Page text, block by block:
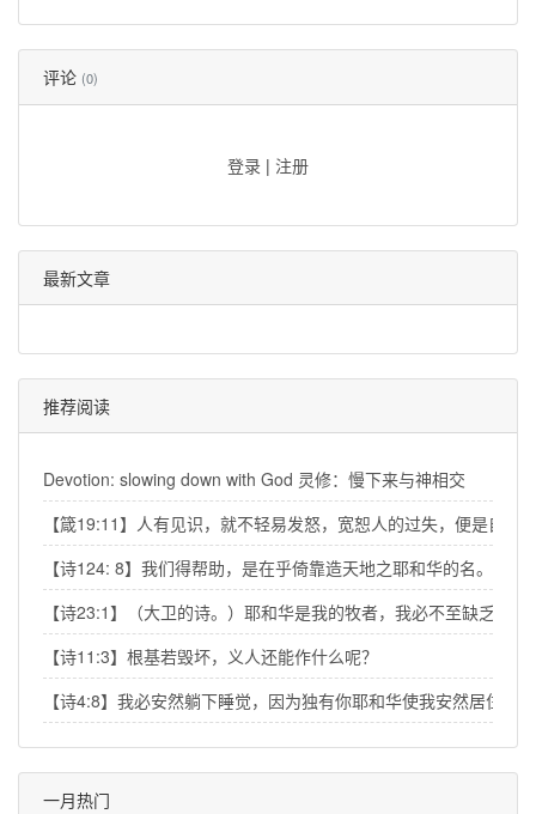
评论 (0)
登录 | 注册
最新文章
推荐阅读
Devotion: slowing down with God 灵修：慢下来与神相交
【箴19:11】人有见识，就不轻易发怒，宽恕人的过失，便是自己
【诗124: 8】我们得帮助，是在乎倚靠造天地之耶和华的名。
【诗23:1】（大卫的诗。）耶和华是我的牧者，我必不至缺乏。
【诗11:3】根基若毁坏，义人还能作什么呢？
【诗4:8】我必安然躺下睡觉，因为独有你耶和华使我安然居住。
一月热门